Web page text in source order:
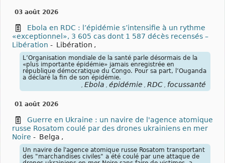
03 août 2026
Ebola en RDC : l’épidémie s’intensifie à un rythme
«exceptionnel», 3 605 cas dont 1 587 décès recensés –
Libération - Libération ,
L’Organisation mondiale de la santé parle désormais de la
«plus importante épidémie» jamais enregistrée en
république démocratique du Congo. Pour sa part, l’Ouganda
a déclaré la fin de son épidémie.
, Ebola , épidémie , RDC , focussanté
01 août 2026
Guerre en Ukraine : un navire de l'agence atomique
russe Rosatom coulé par des drones ukrainiens en mer
Noire - Belga ,
Un navire de l'agence atomique russe Rosatom transportant
des "marchandises civiles" a été coulé par une attaque de